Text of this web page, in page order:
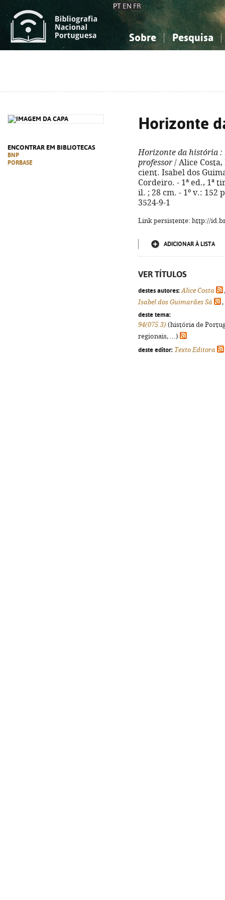
PT EN FR
Sobre Pesquisa
ENCONTRAR EM BIBLIOTECAS
BNP
PORBASE
Horizonte
Horizonte da história :
professor/ Alice
cient. Isabel dos
Cordeiro. - 1ª ed., 1ª
il. ; 28 cm. - 1º v.: 152
3524-9-1
Link persistente: http://
ADICIONAR À LISTA
VER TÍTULOS
destes autores: Alice Costa
Isabel dos Guimarães Sá
,
deste tema:
94(075.3) (história de
regionais, ...)
deste editor: Texto Editora